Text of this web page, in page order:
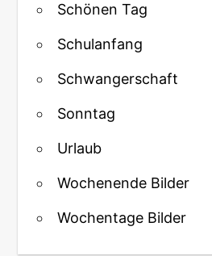
Schönen Tag
Schulanfang
Schwangerschaft
Sonntag
Urlaub
Wochenende Bilder
Wochentage Bilder